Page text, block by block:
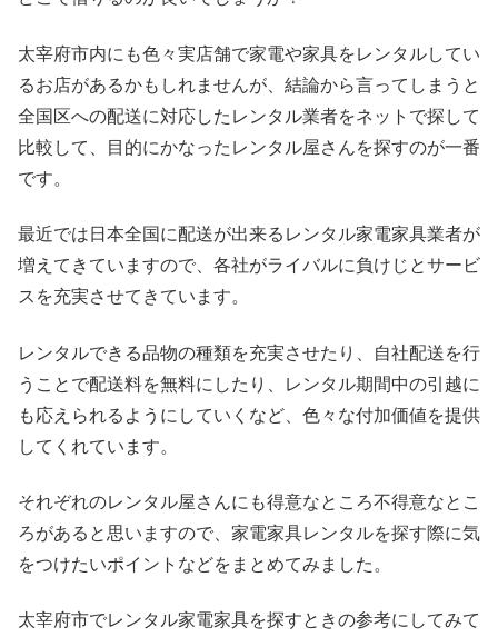
太宰府市内にも色々実店舗で家電や家具をレンタルしてい
るお店があるかもしれませんが、結論から言ってしまうと
全国区への配送に対応したレンタル業者をネットで探して
比較して、目的にかなったレンタル屋さんを探すのが一番
です。
最近では日本全国に配送が出来るレンタル家電家具業者が
増えてきていますので、各社がライバルに負けじとサービ
スを充実させてきています。
レンタルできる品物の種類を充実させたり、自社配送を行
うことで配送料を無料にしたり、レンタル期間中の引越に
も応えられるようにしていくなど、色々な付加価値を提供
してくれています。
それぞれのレンタル屋さんにも得意なところ不得意なとこ
ろがあると思いますので、家電家具レンタルを探す際に気
をつけたいポイントなどをまとめてみました。
太宰府市でレンタル家電家具を探すときの参考にしてみて